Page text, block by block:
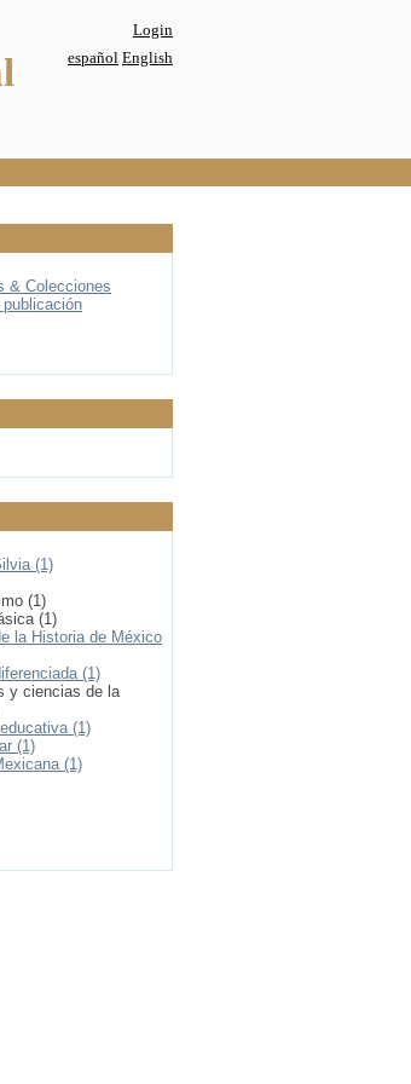
Login
español English
& Colecciones
(1)
(1)
(1)
la Historia de México
(1)
y ciencias de la
(1)
(1)
(1)